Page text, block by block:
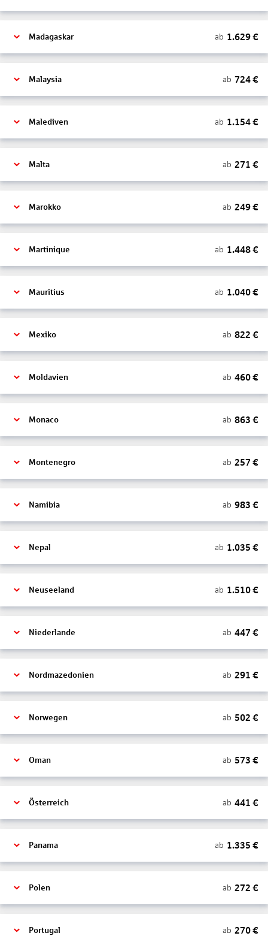
Madagaskar ab 1.629€
Malaysia ab 724€
Malediven ab 1.154€
Malta ab 271 €
Marokko ab 249€
Martinique ab 1.448€
Mauritius ab 1.040€
Mexiko ab 822 €
Moldavien ab 460€
Monaco ab 863 €
Montenegro ab 257 €
Namibia ab 983 €
Nepal ab 1.035 €
Neuseeland ab 1.510€
Niederlande ab 447 €
Nordmazedonien ab 291 €
Norwegen ab 502 €
Oman ab 573 €
Österreich ab 441 €
Panama ab 1.335 €
Polen ab 272 €
Portugal ab 270€